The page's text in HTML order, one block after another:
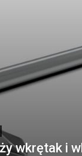
wkrętak i